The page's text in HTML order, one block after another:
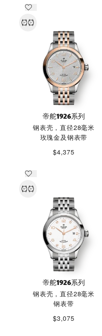
帝舵1926系列
钢表壳，直径28毫米
玫瑰金及钢表带
$4,375
帝舵1926系列
钢表壳，直径28毫米
钢表带
$3,075